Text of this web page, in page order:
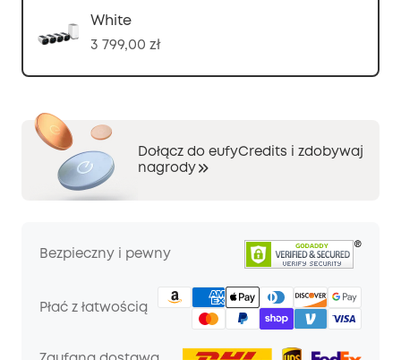
White
3 799,00 zł
Dołącz do eufyCredits i zdobywaj
nagrody
Bezpieczny i pewny
Płać z łatwością